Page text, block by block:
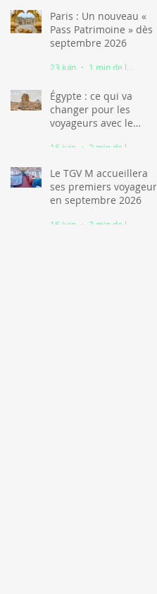
Paris : Un nouveau «
Pass Patrimoine » dès
septembre 2026
23 juin 1 min de lecture
Égypte : ce qui va
changer pour les
voyageurs avec le
numérique
16 juin
Le TGV M accueillera
ses premiers voyageurs
en septembre 2026
16 juin